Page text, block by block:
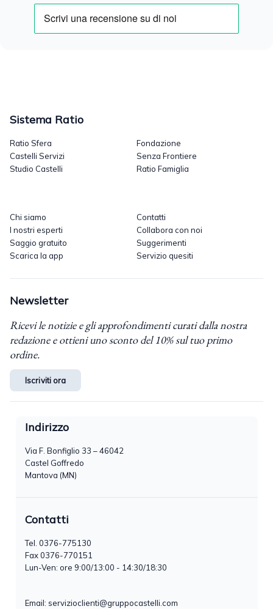
Sistema Ratio
Ratio Sfera
Castelli Servizi
Studio Castelli
Fondazione
Senza Frontiere
Ratio Famiglia
Chi siamo
I nostri esperti
Saggio gratuito
Scarica la app
Contatti
Collabora con noi
Suggerimenti
Servizio quesiti
Newsletter
Ricevi le notizie e gli approfondimenti curati dalla nostra
redazione e ottieni uno sconto del 10% sul tuo primo
ordine.
Iscriviti ora
Indirizzo
Via F. Bonfiglio 33 – 46042
Castel Goffredo
Mantova (MN)
Contatti
Tel. 0376-775130
Fax 0376-770151
Lun-Ven: ore 9:00/13:00 - 14:30/18:30
Email: servizioclienti@gruppocastelli.com